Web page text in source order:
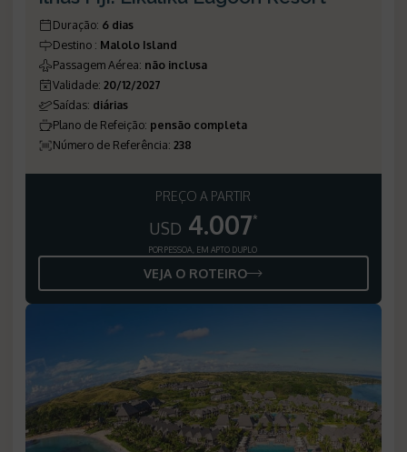
Duração: 6 dias
Destino : Malolo Island
Passagem Aérea: não inclusa
Validade: 20/12/2027
Saídas: diárias
Plano de Refeição: pensão completa
Número de Referência: 238
PREÇO A PARTIR
USD 4.007*
POR PESSOA, EM APTO DUPLO
VEJA O ROTEIRO